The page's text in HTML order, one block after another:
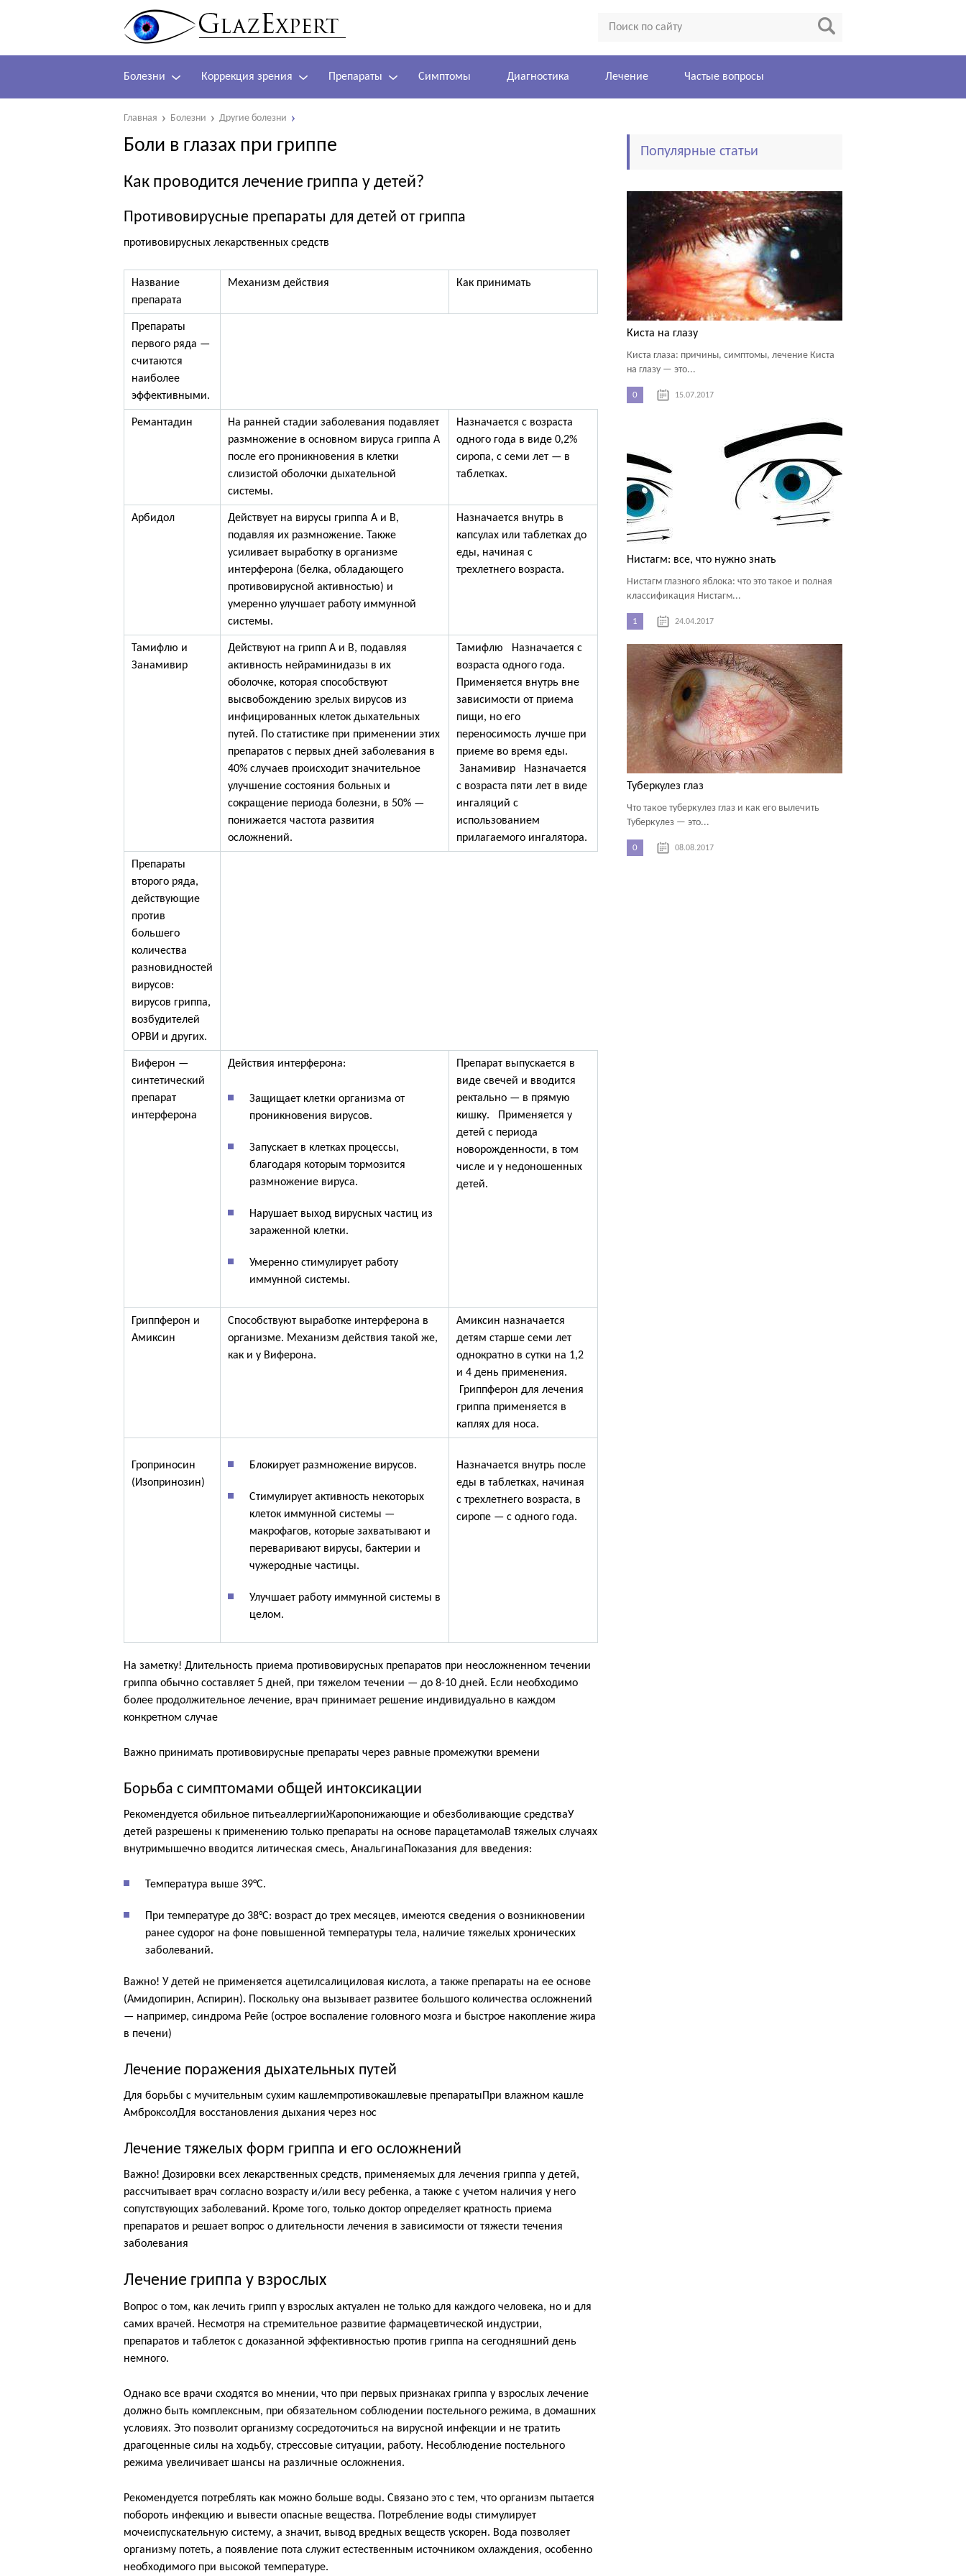
Болезни Коррекция зрения Препараты Симптомы Диагностика Лечение Частые вопросы
Главная Болезни Другие болезни
Боли в глазах при гриппе
Как проводится лечение гриппа у детей?
Противовирусные препараты для детей от гриппа
противовирусных лекарственных средств
Название
препарата
Механизм действия Как принимать
Препараты
первого ряда —
считаются
наиболее
эффективными.
Ремантадин
На ранней стадии заболевания подавляет
размножение в основном вируса гриппа А
после его проникновения в клетки
слизистой оболочки дыхательной
системы.
Назначается с возраста
одного года в виде 0,2%
сиропа, с семи лет — в
таблетках.
Арбидол
Действует на вирусы гриппа А и В,
подавляя их размножение. Также
усиливает выработку в организме
интерферона (белка, обладающего
противовирусной активностью) и
умеренно улучшает работу иммунной
системы.
Назначается внутрь в
капсулах или таблетках до
еды, начиная с
трехлетнего возраста.
Тамифлю и
Занамивир
Действуют на грипп А и В, подавляя
активность нейраминидазы в их
оболочке, которая способствуют
высвобождению зрелых вирусов из
инфицированных клеток дыхательных
путей. По статистике при применении этих
препаратов с первых дней заболевания в
40% случаев происходит значительное
улучшение состояния больных и
сокращение периода болезни, в 50% —
понижается частота развития
осложнений.
Тамифлю Назначается с
возраста одного года.
Применяется внутрь вне
зависимости от приема
пищи, но его
переносимость лучше при
приеме во время еды.
Занамивир Назначается
с возраста пяти лет в виде
ингаляций с
использованием
прилагаемого ингалятора.
Препараты
второго ряда,
действующие
против
большего
количества
разновидностей
вирусов:
вирусов гриппа,
возбудителей
ОРВИ и других.
Виферон —
синтетический
препарат
интерферона
Действия интерферона:
Защищает клетки организма от
проникновения вирусов.
Запускает в клетках процессы,
благодаря которым тормозится
размножение вируса.
Нарушает выход вирусных частиц из
зараженной клетки.
Умеренно стимулирует работу
иммунной системы.
Препарат выпускается в
виде свечей и вводится
ректально — в прямую
кишку. Применяется у
детей с периода
новорожденности, в том
числе и у недоношенных
детей.
Гриппферон и
Амиксин
Способствуют выработке интерферона в
организме. Механизм действия такой же,
как и у Виферона.
Амиксин назначается
детям старше семи лет
однократно в сутки на 1,2
и 4 день применения.
Гриппферон для лечения
гриппа применяется в
каплях для носа.
Гроприносин
(Изопринозин)
Блокирует размножение вирусов.
Стимулирует активность некоторых
клеток иммунной системы —
макрофагов, которые захватывают и
переваривают вирусы, бактерии и
чужеродные частицы.
Улучшает работу иммунной системы в
целом.
Назначается внутрь после
еды в таблетках, начиная
с трехлетнего возраста, в
сиропе — с одного года.
На заметку! Длительность приема противовирусных препаратов при неосложненном течении
гриппа обычно составляет 5 дней, при тяжелом течении — до 8-10 дней. Если необходимо
более продолжительное лечение, врач принимает решение индивидуально в каждом
конкретном случае
Важно принимать противовирусные препараты через равные промежутки времени
Борьба с симптомами общей интоксикации
Рекомендуется обильное питьеаллергииЖаропонижающие и обезболивающие средстваУ
детей разрешены к применению только препараты на основе парацетамолаВ тяжелых случаях
внутримышечно вводится литическая смесь, АнальгинаПоказания для введения:
Температура выше 39°С.
При температуре до 38°С: возраст до трех месяцев, имеются сведения о возникновении
ранее судорог на фоне повышенной температуры тела, наличие тяжелых хронических
заболеваний.
Важно! У детей не применяется ацетилсалициловая кислота, а также препараты на ее основе
(Амидопирин, Аспирин). Поскольку она вызывает развитее большого количества осложнений
— например, синдрома Рейе (острое воспаление головного мозга и быстрое накопление жира
в печени)
Лечение поражения дыхательных путей
Для борьбы с мучительным сухим кашлемпротивокашлевые препаратыПри влажном кашле
АмброксолДля восстановления дыхания через нос
Лечение тяжелых форм гриппа и его осложнений
Важно! Дозировки всех лекарственных средств, применяемых для лечения гриппа у детей,
рассчитывает врач согласно возрасту и/или весу ребенка, а также с учетом наличия у него
сопутствующих заболеваний. Кроме того, только доктор определяет кратность приема
препаратов и решает вопрос о длительности лечения в зависимости от тяжести течения
заболевания
Лечение гриппа у взрослых
Вопрос о том, как лечить грипп у взрослых актуален не только для каждого человека, но и для
самих врачей. Несмотря на стремительное развитие фармацевтической индустрии,
препаратов и таблеток с доказанной эффективностью против гриппа на сегодняшний день
немного.
Однако все врачи сходятся во мнении, что при первых признаках гриппа у взрослых лечение
должно быть комплексным, при обязательном соблюдении постельного режима, в домашних
условиях. Это позволит организму сосредоточиться на вирусной инфекции и не тратить
драгоценные силы на ходьбу, стрессовые ситуации, работу. Несоблюдение постельного
режима увеличивает шансы на различные осложнения.
Рекомендуется потреблять как можно больше воды. Связано это с тем, что организм пытается
побороть инфекцию и вывести опасные вещества. Потребление воды стимулирует
мочеиспускательную систему, а значит, вывод вредных веществ ускорен. Вода позволяет
организму потеть, а появление пота служит естественным источником охлаждения, особенно
необходимого при высокой температуре.
Популярные статьи
Киста на глазу
Киста глаза: причины, симптомы, лечение Киста
на глазу — это...
0 15.07.2017
Нистагм: все, что нужно знать
Нистагм глазного яблока: что это такое и полная
классификация Нистагм...
1 24.04.2017
Туберкулез глаз
Что такое туберкулез глаз и как его вылечить
Туберкулез — это...
0 08.08.2017